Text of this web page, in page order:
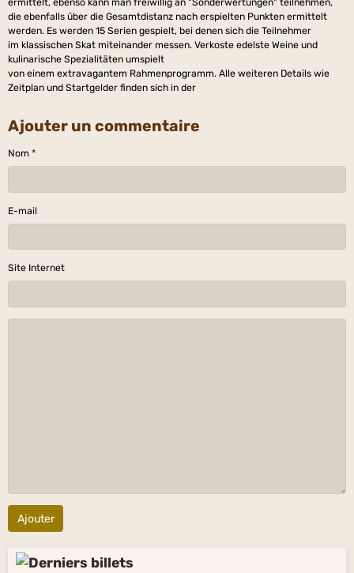
ermittelt, ebenso kann man freiwillig an "Sonderwertungen" teilnehmen,
die ebenfalls über die Gesamtdistanz nach erspielten Punkten ermittelt
werden. Es werden 15 Serien gespielt, bei denen sich die Teilnehmer
im klassischen Skat miteinander messen. Verkoste edelste Weine und
kulinarische Spezialitäten umspielt
von einem extravagantem Rahmenprogramm. Alle weiteren Details wie
Zeitplan und Startgelder finden sich in der
Ajouter un commentaire
Nom
E-mail
Site Internet
Ajouter